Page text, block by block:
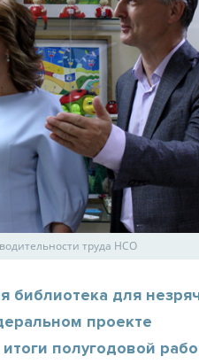
труда НСО
библиотека для
проекте
полугодовой